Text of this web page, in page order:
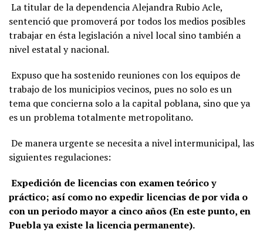
La titular de la dependencia Alejandra Rubio Acle,
sentenció que promoverá por todos los medios posibles
trabajar en ésta legislación a nivel local sino también a
nivel estatal y nacional.
Expuso que ha sostenido reuniones con los equipos de
trabajo de los municipios vecinos, pues no solo es un
tema que concierna solo a la capital poblana, sino que ya
es un problema totalmente metropolitano.
De manera urgente se necesita a nivel intermunicipal, las
siguientes regulaciones:
Expedición de licencias con examen teórico y
práctico; así como no expedir licencias de por vida o
con un periodo mayor a cinco años (En este punto, en
Puebla ya existe la licencia permanente).